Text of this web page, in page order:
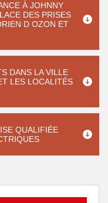
À JOHNNY
DES PRISES
D OZON ET
DANS LA VILLE
LES LOCALITÉS
QUALIFIÉE